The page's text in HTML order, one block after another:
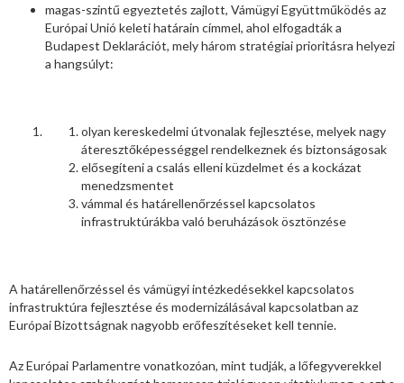
magas-szintű egyeztetés zajlott, Vámügyi Együttműködés az
Európai Unió keleti határain címmel, ahol elfogadták a
Budapest Deklarációt, mely három stratégiai prioritásra helyezi
a hangsúlyt:
olyan kereskedelmi útvonalak fejlesztése, melyek nagy
áteresztőképességgel rendelkeznek és biztonságosak
elősegíteni a csalás elleni küzdelmet és a kockázat
menedzsmentet
vámmal és határellenőrzéssel kapcsolatos
infrastruktúrákba való beruházások ösztönzése
A határellenőrzéssel és vámügyi intézkedésekkel kapcsolatos
infrastruktúra fejlesztése és modernizálásával kapcsolatban az
Európai Bizottságnak nagyobb erőfeszítéseket kell tennie.
Az Európai Parlamentre vonatkozóan, mint tudják, a lőfegyverekkel